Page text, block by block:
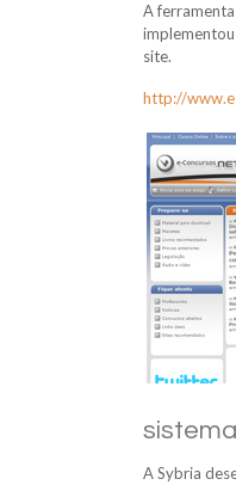
A
site.
http://
A Sybria